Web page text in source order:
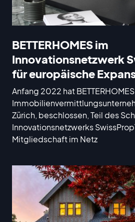
BETTERHOMES im
Innovationsnetzwerk
für europäische
Anfang 2022 hat
Zürich, beschlossen, Teil des
Innovationsnetzwerks
Mitgliedschaft im Netz